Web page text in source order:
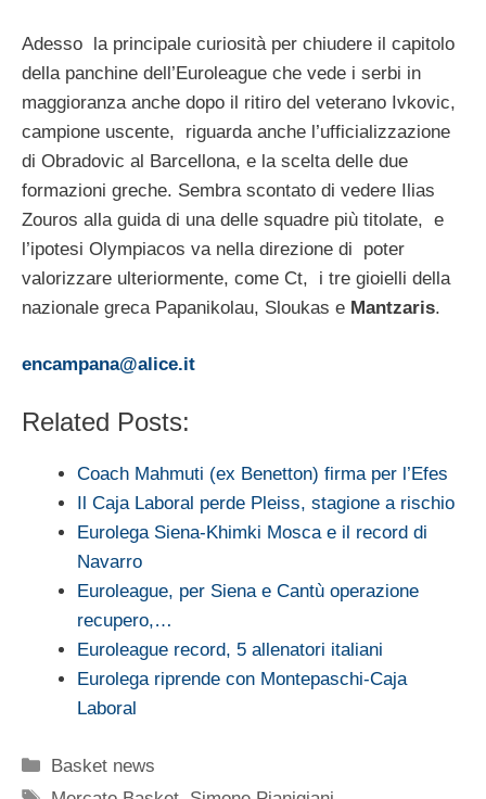
Adesso la principale curiosità per chiudere il capitolo
della panchine dell’Euroleague che vede i serbi in
maggioranza anche dopo il ritiro del veterano Ivkovic,
campione uscente, riguarda anche l’ufficializzazione
di Obradovic al Barcellona, e la scelta delle due
formazioni greche. Sembra scontato di vedere Ilias
Zouros alla guida di una delle squadre più titolate, e
l’ipotesi Olympiacos va nella direzione di poter
valorizzare ulteriormente, come Ct, i tre gioielli della
nazionale greca Papanikolau, Sloukas e Mantzaris.
encampana@alice.it
Related Posts:
Coach Mahmuti (ex Benetton) firma per l’Efes
Il Caja Laboral perde Pleiss, stagione a rischio
Eurolega Siena-Khimki Mosca e il record di
Navarro
Euroleague, per Siena e Cantù operazione
recupero,…
Euroleague record, 5 allenatori italiani
Eurolega riprende con Montepaschi-Caja
Laboral
Categorie
Basket news